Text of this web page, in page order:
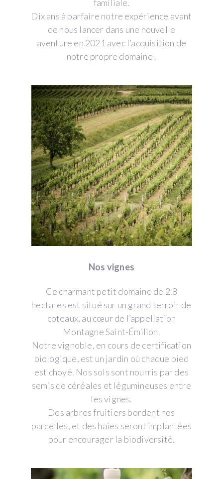
familiale.
Dix ans à parfaire notre expérience avant
de nous lancer dans une nouvelle
aventure en 2021 avec l’acquisition de
notre propre domaine .
Nos vignes
Ce charmant petit domaine de 2.8
hectares est situé sur un grand terroir de
coteaux, au cœur de l’appellation
Montagne Saint-Émilion.
Notre vignoble, en cours de certification
biologique, est un jardin où chaque pied
est choyé. Nos sols sont nourris par des
semis de céréales et légumineuses entre
les vignes.
Des arbres fruitiers bordent nos
parcelles, et des haies seront implantées
pour encourager la biodiversité.